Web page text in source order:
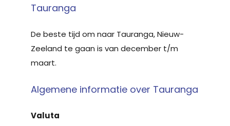
Tauranga
De beste tijd om naar Tauranga, Nieuw-
Zeeland te gaan is van december t/m
maart.
Algemene informatie over Tauranga
Valuta